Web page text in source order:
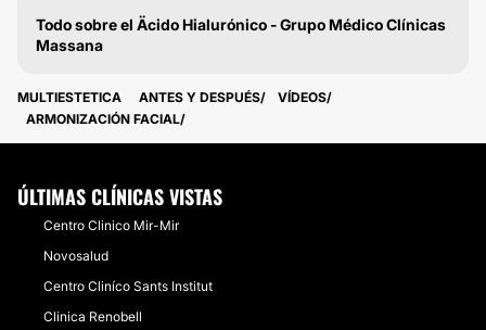
Todo sobre el Äcido Hialurónico - Grupo Médico Clínicas
Massana
MULTIESTETICA ANTES Y DESPUÉS
VÍDEOS
ARMONIZACIÓN FACIAL
ÚLTIMAS CLÍNICAS VISTAS
Centro Clinico Mir-Mir
Novosalud
Centro Cliníco Sants Institut
Clinica Renobell